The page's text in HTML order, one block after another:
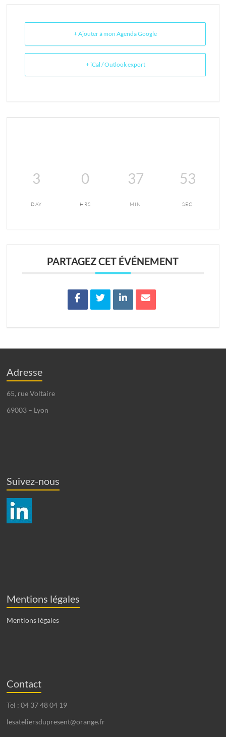
+ Ajouter à mon Agenda Google
+ iCal / Outlook export
3
DAY
0
HRS
37
MIN
53
SEC
PARTAGEZ CET ÉVÉNEMENT
Adresse
65, rue Voltaire
69003 – Lyon
Suivez-nous
Mentions légales
Mentions légales
Contact
Tel : 04 37 48 04 19
lesateliersdupresent@orange.fr